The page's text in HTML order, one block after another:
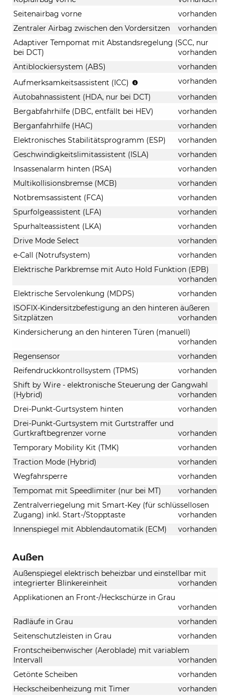
Seitenairbag vorne
vorhanden
Zentraler Airbag zwischen den Vordersitzen
vorhanden
Adaptiver Tempomat mit Abstandsregelung (SCC, nur
bei DCT)
vorhanden
Antiblockiersystem (ABS)
vorhanden
Aufmerksamkeitsassistent (ICC)
kamerabasierend
vorhanden
Autobahnassistent (HDA, nur bei DCT)
vorhanden
Bergabfahrhilfe (DBC, entfällt bei HEV)
vorhanden
Berganfahrhilfe (HAC)
vorhanden
Elektronisches Stabilitätsprogramm (ESP)
vorhanden
Geschwindigkeitslimitassistent (ISLA)
vorhanden
Insassenalarm hinten (RSA)
vorhanden
Multikollisionsbremse (MCB)
vorhanden
Notbremsassistent (FCA)
vorhanden
Spurfolgeassistent (LFA)
vorhanden
Spurhalteassistent (LKA)
vorhanden
Drive Mode Select
vorhanden
e-Call (Notrufsystem)
vorhanden
Elektrische Parkbremse mit Auto Hold Funktion (EPB)
vorhanden
Elektrische Servolenkung (MDPS)
vorhanden
ISOFIX-Kindersitzbefestigung an den hinteren äußeren
Sitzplätzen
vorhanden
Kindersicherung an den hinteren Türen (manuell)
vorhanden
Regensensor
vorhanden
Reifendruckkontrollsystem (TPMS)
vorhanden
Shift by Wire - elektronische Steuerung der Gangwahl
(Hybrid)
vorhanden
Drei-Punkt-Gurtsystem hinten
vorhanden
Drei-Punkt-Gurtsystem mit Gurtstraffer und
Gurtkraftbegrenzer vorne
vorhanden
Temporary Mobility Kit (TMK)
vorhanden
Traction Mode (Hybrid)
vorhanden
Wegfahrsperre
vorhanden
Tempomat mit Speedlimiter (nur bei MT)
vorhanden
Zentralverriegelung mit Smart-Key (für schlüssellosen
Zugang) inkl. Start-/Stopptaste
vorhanden
Innenspiegel mit Abblendautomatik (ECM)
vorhanden
Außen
Außenspiegel elektrisch beheizbar und einstellbar mit
integrierter Blinkereinheit
vorhanden
Applikationen an Front-/Heckschürze in Grau
vorhanden
Radläufe in Grau
vorhanden
Seitenschutzleisten in Grau
vorhanden
Frontscheibenwischer (Aeroblade) mit variablem
Intervall
vorhanden
Getönte Scheiben
vorhanden
Heckscheibenheizung mit Timer
vorhanden